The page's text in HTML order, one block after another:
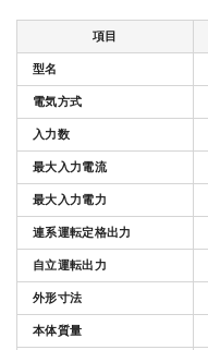
項目
型名
電気方式
入力数
最大入力電流
最大入力電力
連系運転定格出力
自立運転出力
外形寸法
本体質量